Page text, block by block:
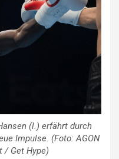
(l.) erfährt durch
Impulse. (Foto: AGON
/ Get Hype)